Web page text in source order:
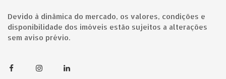
Devido à dinâmica do mercado, os valores, condições e
disponibilidade dos imóveis estão sujeitos a alterações
sem aviso prévio.
FacebookInstagramLinkedin